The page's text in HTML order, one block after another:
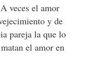
A veces el amor
y de
pareja la que lo
el amor en